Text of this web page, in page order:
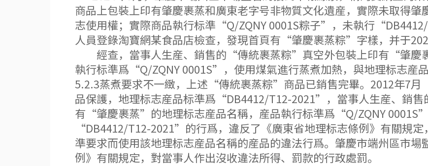
商品上包裝上印有肇慶裹蒸和廣東老字号非物質文化遺産，實際未取得
志使用權；實際商品執行标準“Q/ZQNY 0001S粽子”，未執行
人員登錄淘寶網某食品店檢查，發現首頁有“肇慶裹蒸粽”字樣，并于
經查，當事人生産、銷售的“傳統裹蒸粽”真空外包裝上印有“肇慶
執行标準爲“Q/ZQNY 0001S”，使用煤氣進行蒸煮加熱，與地理标志
5.2.3蒸煮要求不一緻，上述“傳統裹蒸粽”商品已銷售完畢。2012年7
品保護，地理标志産品标準爲“DB4412/T12-2021”，當事人生産、銷
有“肇慶裹蒸”的地理标志産品名稱，産品執行标準爲“Q/ZQNY
“DB4412/T12-2021”的行爲，違反了《廣東省地理标志條例》有關規
準要求而使用該地理标志産品名稱的産品的違法行爲。肇慶市端州區市場
例》有關規定，對當事人作出沒收違法所得、罰款的行政處罰。